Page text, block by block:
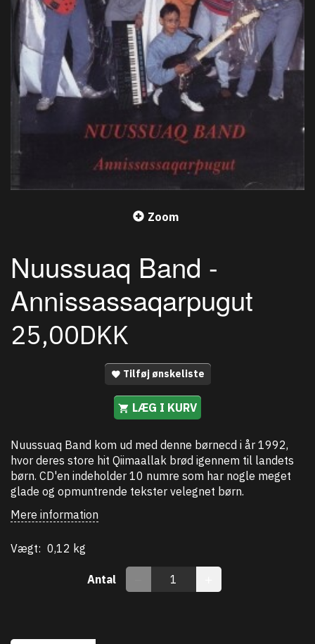
Zoom
Nuussuaq Band -
Annissassaqarpugut
25,00DKK
Tilføj ønskeliste
LÆG I KURV
Nuussuaq Band kom ud med denne børnecd i år 1992,
hvor deres store hit Qiimaallak brød igennem til landets
børn. CD'en indeholder 10 numre som har nogle meget
glade og opmuntrende tekster velegnet børn.
Mere information
Vægt: 0,12 kg
Antal